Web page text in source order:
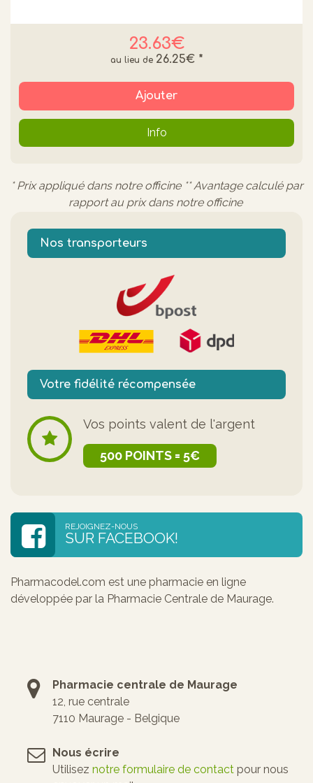
23.63€
26.25€ *
Ajouter
Info
* Prix appliqué dans notre officine ** Avantage calculé par
rapport au prix dans notre officine
Nos transporteurs
Votre fidélité récompensée
Vos points valent de l'argent
500 POINTS = 5€
REJOIGNEZ-NOUS
SUR FACEBOOK!
Pharmacodel.com est une pharmacie en ligne
développée par la Pharmacie Centrale de Maurage.
Pharmacie centrale de Maurage
12, rue centrale
7110 Maurage - Belgique
Nous écrire
Utilisez notre formulaire de contact pour nous